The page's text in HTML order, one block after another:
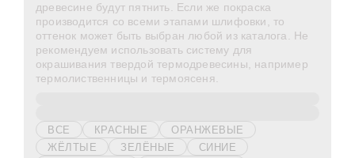
древесине будут пятнить. Если же покраска
производится со всеми этапами шлифовки, то
оттенок может быть выбран любой из каталога. Не
рекомендуем использовать систему для
окрашивания твердой термодревесины, например
термолиственницы и термоясеня.
ВСЕ КРАСНЫЕ
ОРАНЖЕВЫЕ
ЖЁЛТЫЕ
ЗЕЛЁНЫЕ
СИНИЕ